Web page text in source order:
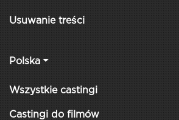
Usuwanie treści
Polska
Wszystkie castingi
Castingi do filmów